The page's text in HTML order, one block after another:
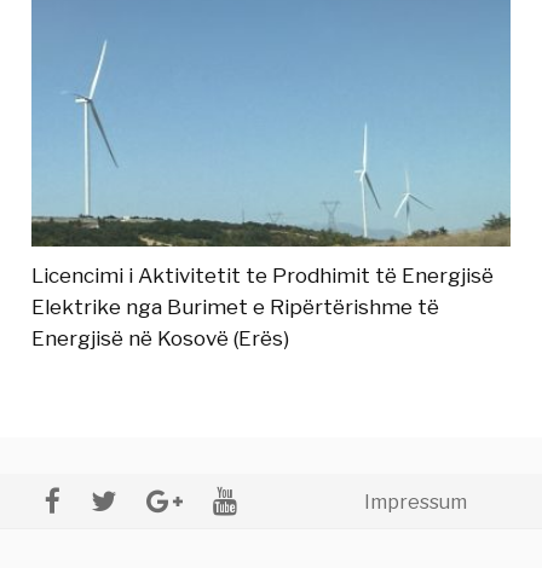
Licencimi i Aktivitetit te Prodhimit të Energjisë
Elektrike nga Burimet e Ripërtërishme të
Energjisë në Kosovë (Erës)
Impressum